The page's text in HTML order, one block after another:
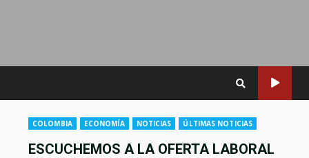
COLOMBIA ECONOMÍA NOTICIAS ÚLTIMAS NOTICIAS
ESCUCHEMOS A LA OFERTA LABORAL